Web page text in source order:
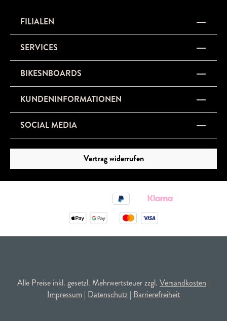
FILIALEN
SERVICES
BIKESNBOARDS
KUNDENINFORMATIONEN
SOCIAL MEDIA
Vertrag widerrufen
Alle Preise inkl. gesetzl. Mehrwertsteuer zzgl. Versandkosten |
Impressum | Datenschutz | Barrierefreiheit